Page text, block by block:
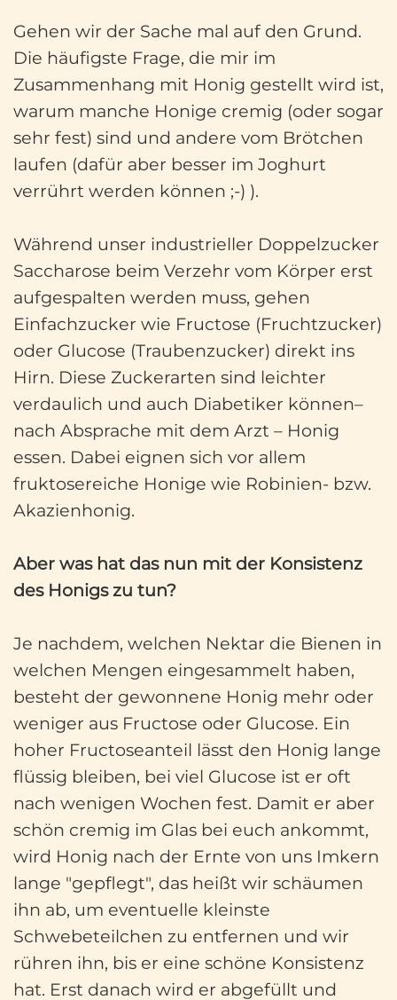
Gehen wir der Sache mal auf den Grund.
Die häufigste Frage, die mir im
Zusammenhang mit Honig gestellt wird ist,
warum manche Honige cremig (oder sogar
sehr fest) sind und andere vom Brötchen
laufen (dafür aber besser im Joghurt
verrührt werden können ;-) ).
Während unser industrieller Doppelzucker
Saccharose beim Verzehr vom Körper erst
aufgespalten werden muss, gehen
Einfachzucker wie Fructose (Fruchtzucker)
oder Glucose (Traubenzucker) direkt ins
Hirn. Diese Zuckerarten sind leichter
verdaulich und auch Diabetiker können–
nach Absprache mit dem Arzt – Honig
essen. Dabei eignen sich vor allem
fruktosereiche Honige wie Robinien- bzw.
Akazienhonig.
Aber was hat das nun mit der Konsistenz
des Honigs zu tun?
Je nachdem, welchen Nektar die Bienen in
welchen Mengen eingesammelt haben,
besteht der gewonnene Honig mehr oder
weniger aus Fructose oder Glucose. Ein
hoher Fructoseanteil lässt den Honig lange
flüssig bleiben, bei viel Glucose ist er oft
nach wenigen Wochen fest. Damit er aber
schön cremig im Glas bei euch ankommt,
wird Honig nach der Ernte von uns Imkern
lange "gepflegt", das heißt wir schäumen
ihn ab, um eventuelle kleinste
Schwebeteilchen zu entfernen und wir
rühren ihn, bis er eine schöne Konsistenz
hat. Erst danach wird er abgefüllt und